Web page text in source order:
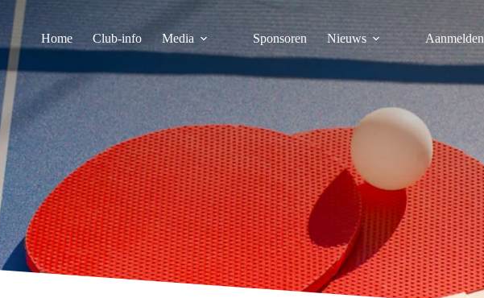
Home Club-info Media Sponsoren Nieuws Aanmelden